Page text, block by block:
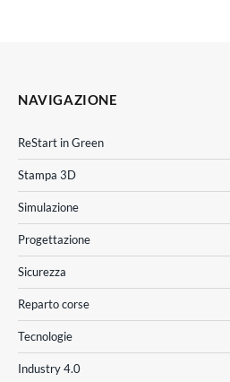
NAVIGAZIONE
ReStart in Green
Stampa 3D
Simulazione
Progettazione
Sicurezza
Reparto corse
Tecnologie
Industry 4.0